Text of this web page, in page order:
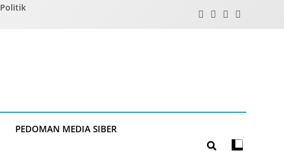
Politik
PEDOMAN MEDIA SIBER